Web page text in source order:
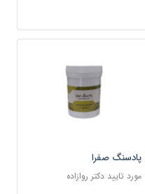
پادسنگ صفرا
مورد تایید دکتر روازاده